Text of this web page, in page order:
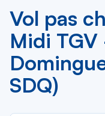
Vol pas
Midi
SDQ)